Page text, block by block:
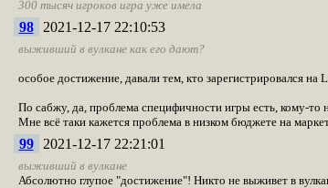
300 тысяч игроков игра уже имела
98 2021-12-17 22:10:53
выживший в вулкане как его дают?
особое достижение, давали тем, кто зарегистрировался
По сабжу, да, проблема специфичности игры есть, кому-то
Мне всё таки кажется проблема в низком бюджете на
99 2021-12-17 22:21:01
выживший в вулкане
Абсолютно глупое "достижение"! Никто не выживет в